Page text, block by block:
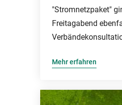
"Stromnetzpaket"
Freitagabend
Mehr erfahren